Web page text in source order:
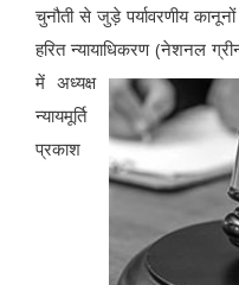
चुनौती से जुड़े पर्यावरणीय
हरित न्यायाधिकरण (नेशनल
में अध्यक्ष
न्यायमूर्ति
प्रकाश